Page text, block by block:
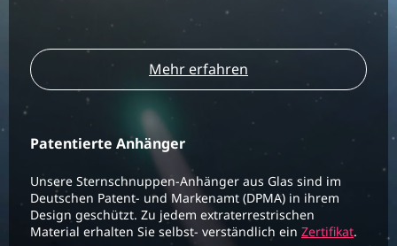
Mehr erfahren
Patentierte Anhänger
Unsere Sternschnuppen-Anhänger aus Glas sind im
Deutschen Patent- und Markenamt (DPMA) in ihrem
Design geschützt. Zu jedem extraterrestrischen
Material erhalten Sie selbst- verständlich ein Zertifikat.